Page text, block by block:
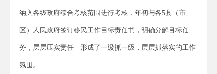
纳入各级政府综合考核范围进行考核，年初与各5县（市、
区）人民政府签订移民工作目标责任书，明确分解目标任
务，层层压实责任，形成了一级抓一级，层层抓落实的工作
氛围。